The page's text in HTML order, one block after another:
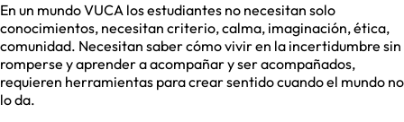
En un mundo VUCA los estudiantes no necesitan solo
conocimientos, necesitan criterio, calma, imaginación, ética,
comunidad. Necesitan saber cómo vivir en la incertidumbre sin
romperse y aprender a acompañar y ser acompañados,
requieren herramientas para crear sentido cuando el mundo no
lo da.